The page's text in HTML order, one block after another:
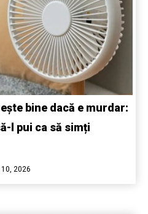
bine dacă e murdar:
l pui ca să simți
10, 2026